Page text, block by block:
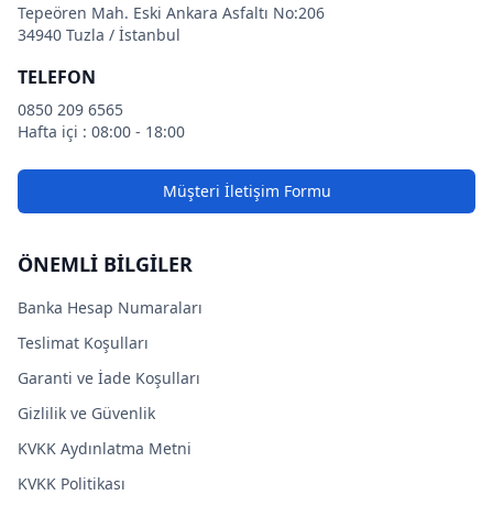
Tepeören Mah. Eski Ankara Asfaltı No:206
34940 Tuzla / İstanbul
TELEFON
0850 209 6565
Hafta içi : 08:00 - 18:00
Müşteri İletişim Formu
ÖNEMLİ BİLGİLER
Banka Hesap Numaraları
Teslimat Koşulları
Garanti ve İade Koşulları
Gizlilik ve Güvenlik
KVKK Aydınlatma Metni
KVKK Politikası